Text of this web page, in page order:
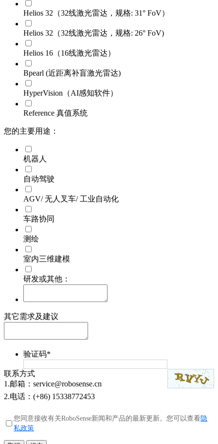
Helios 32（32线激光雷达，规格: 31° FoV）
Helios 32（32线激光雷达，规格: 26° FoV)
Helios 16（16线激光雷达）
Bpearl (近距离补盲激光雷达)
HyperVision（AI感知软件）
Reference 真值系统
您的主要用途：
机器人
自动驾驶
AGV/ 无人叉车/ 工业自动化
车路协同
测绘
室内三维建模
研发或其他：
其它需求及建议
验证码*
联系方式
1.邮箱： service@robosense.cn
2.电话： (+86) 15338772453
您同意接收有关RoboSense新闻和产品的最新更新。您可以查看隐
私政策